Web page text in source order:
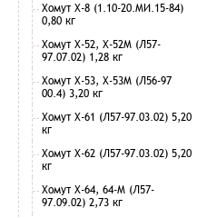
Хомут Х-8 (1.10-20.МИ.15-84)
0,80 кг
Хомут Х-52, Х-52М (Л57-
97.07.02) 1,28 кг
Хомут Х-53, Х-53М (Л56-97
00.4) 3,20 кг
Хомут Х-61 (Л57-97.03.02) 5,20
кг
Хомут Х-62 (Л57-97.03.02) 5,20
кг
Хомут Х-64, 64-М (Л57-
97.09.02) 2,73 кг